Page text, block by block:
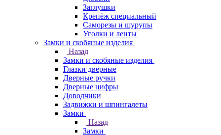
Заглушки
Крепёж специальный
Саморезы и шурупы
Уголки и ленты
Замки и скобяные изделия
Назад
Замки и скобяные изделия
Глазки дверные
Дверные ручки
Дверные цифры
Доводчики
Задвижки и шпингалеты
Замки
Назад
Замки